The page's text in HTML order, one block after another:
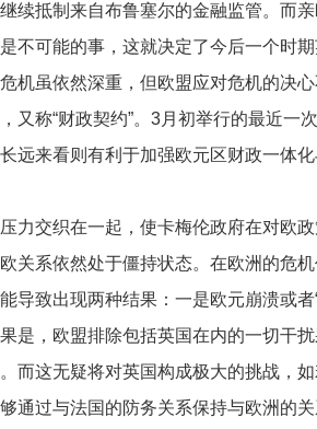
续抵制来自布鲁塞尔的金融监管。而
不可能的事，这就决定了今后一个时
虽依然深重，但欧盟应对危机的决心
又称“财政契约”。3月初举行的最近
远来看则有利于加强欧元区财政一体
交织在一起，使卡梅伦政府在对欧政
关系依然处于僵持状态。在欧洲的危
导致出现两种结果：一是欧元崩溃或
是，欧盟排除包括英国在内的一切干
而这无疑将对英国构成极大的挑战，
通过与法国的防务关系保持与欧洲的